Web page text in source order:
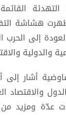
هشاشة
إلى
والدولية
أشار إلى
والاقتصاد
عدّة ومزيد